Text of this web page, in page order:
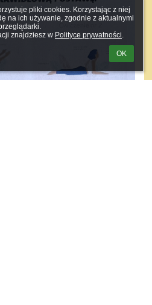
pliki cookies. Korzystając z niej
na ich używanie, zgodnie z aktualnymi
znajdziesz w Polityce prywatności.
OK